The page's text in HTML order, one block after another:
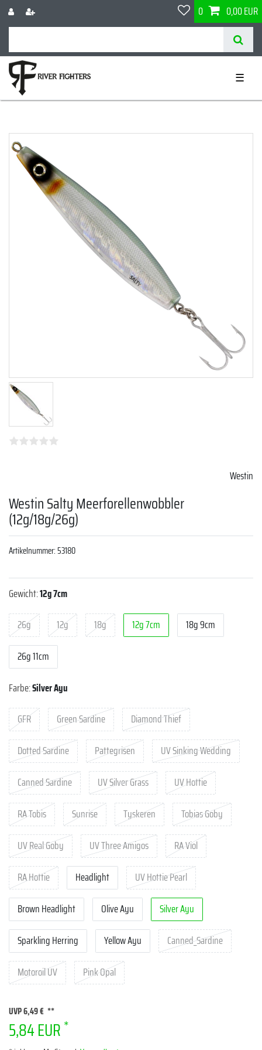
0 0,00 EUR
☰
Westin
Westin Salty Meerforellenwobbler
(12g/18g/26g)
Artikelnummer:53180
Gewicht:12g 7cm
26g 12g 18g 12g 7cm 18g 9cm
26g 11cm
Farbe:Silver Ayu
GFR Green Sardine Diamond Thief
Dotted Sardine Pattegrisen UV Sinking Wedding
Canned Sardine UV Silver Grass UV Hottie
RA Tobis Sunrise Tyskeren Tobias Goby
UV Real Goby UV Three Amigos RA Viol
RA Hottie Headlight UV Hottie Pearl
Brown Headlight Olive Ayu Silver Ayu
Sparkling Herring Yellow Ayu Canned_Sardine
Motoroil UV Pink Opal
UVP 6,49 €
5,84 EUR *